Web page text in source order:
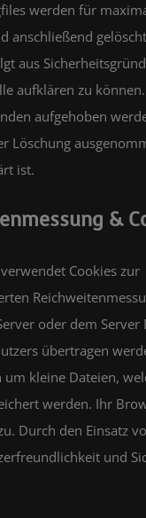
werden für
anschließend
aus
aufklären zu
aufgehoben
Löschung
ist.
&
Cookies zur
oder dem Server
übertragen
um kleine Dateien,
werden. Ihr
Durch den Einsatz
und